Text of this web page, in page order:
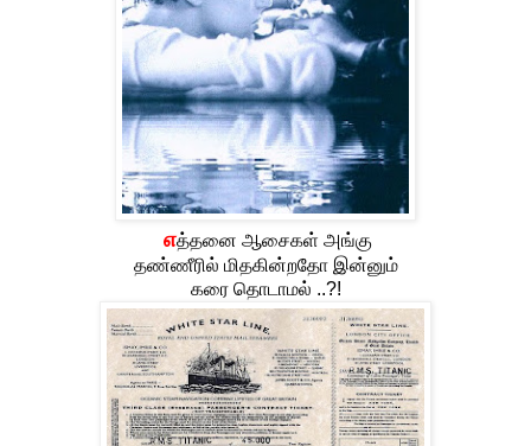
எத்தனை ஆசைகள் அங்கு
தண்ணீரில் மிதகின்றதோ இன்னும்
கரை தொடாமல் ..?!